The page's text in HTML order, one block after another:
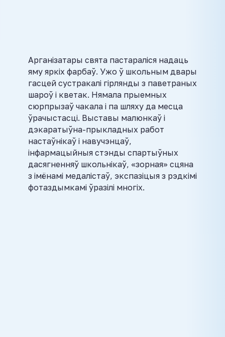
Арганізатары свята пастараліся надаць
яму яркіх фарбаў. Ужо ў школьным двары
гасцей сустракалі гірлянды з паветраных
шароў і кветак. Нямала прыемных
сюрпрызаў чакала і па шляху да месца
ўрачыстасці. Выставы малюнкаў і
дэкаратыўна-прыкладных работ
настаўнікаў і навучэнцаў,
інфармацыйныя стэнды спартыўных
дасягненняў школьнікаў, «зорная» сцяна
з імёнамі медалістаў, экспазіцыя з рэдкімі
фотаздымкамі ўразілі многіх.